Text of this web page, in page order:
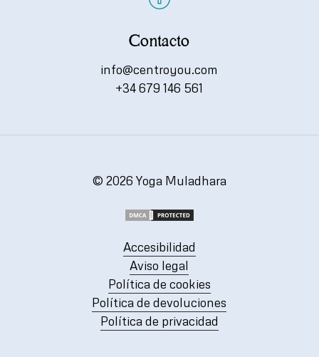
Contacto
info@centroyou.com
+34 679 146 561
© 2026 Yoga Muladhara
Accesibilidad
Aviso legal
Política de cookies
Política de devoluciones
Política de privacidad